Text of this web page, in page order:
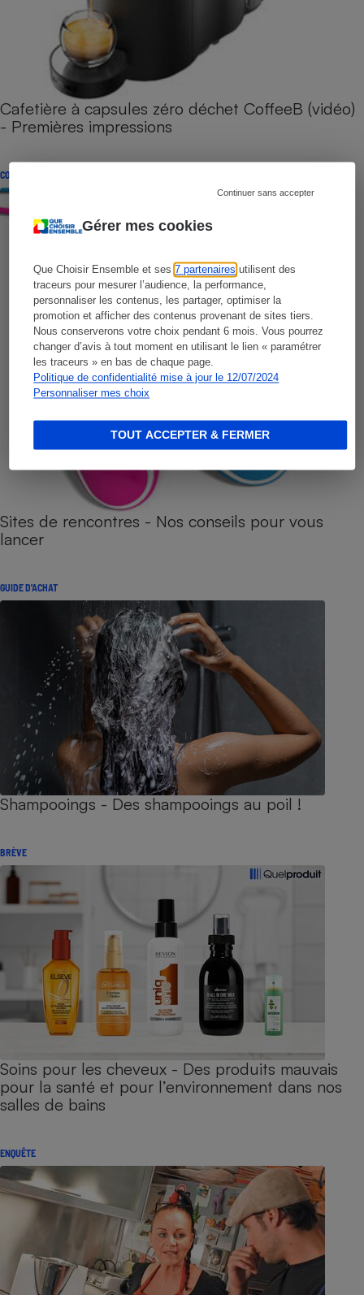
Gérer mes cookies
Que Choisir Ensemble et ses7 partenaires utilisent des
traceurs pour mesurer l’audience, la performance,
personnaliser les contenus, les partager, optimiser la
promotion et afficher des contenus provenant de sites tiers.
Nous conserverons votre choix pendant 6 mois. Vous pourrez
changer d’avis à tout moment en utilisant le lien « paramétrer
les traceurs » en bas de chaque page.
Politique de confidentialité mise à jour le 12/07/2024
Personnaliser mes choix
Continuer sans accepter
TOUT ACCEPTER & FERMER
Cafetière à capsules zéro déchet CoffeeB (vidéo)
- Premières impressions
CONSEILS
Sites de rencontres - Nos conseils pour vous
lancer
GUIDE D'ACHAT
Shampooings - Des shampooings au poil !
BRÈVE
Soins pour les cheveux - Des produits mauvais
pour la santé et pour l’environnement dans nos
salles de bains
ENQUÊTE